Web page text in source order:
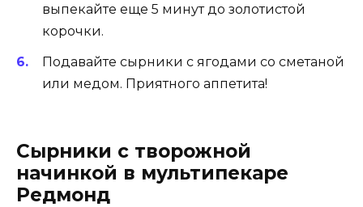
выпекайте еще 5 минут до золотистой
корочки.
Подавайте сырники с ягодами со сметаной
или медом. Приятного аппетита!
Сырники с творожной
начинкой в мультипекаре
Редмонд